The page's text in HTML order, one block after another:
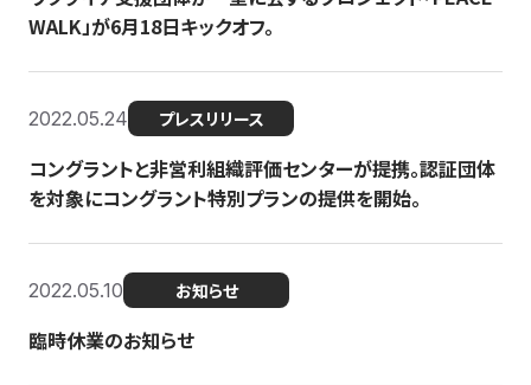
WALK」が6月18日キックオフ。
2022.05.24 プレスリリース
コングラントと非営利組織評価センターが提携。認証団体
を対象にコングラント特別プランの提供を開始。
2022.05.10 お知らせ
臨時休業のお知らせ